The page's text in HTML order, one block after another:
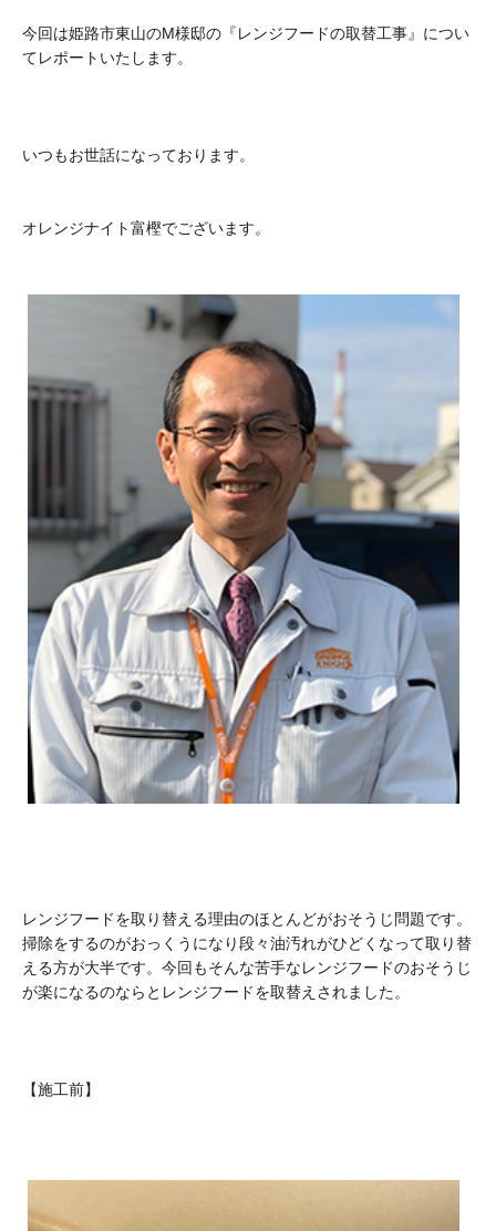
今回は姫路市東山のM様邸の『レンジフードの取替工事』につい
てレポートいたします。
いつもお世話になっております。
オレンジナイト富樫でございます。
レンジフードを取り替える理由のほとんどがおそうじ問題です。
掃除をするのがおっくうになり段々油汚れがひどくなって取り替
える方が大半です。今回もそんな苦手なレンジフードのおそうじ
が楽になるのならとレンジフードを取替えされました。
【施工前】